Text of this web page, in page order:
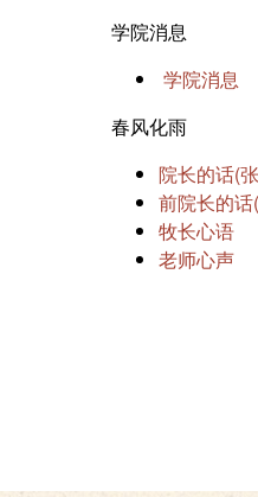
学院消息
学院消息
春风化雨
院长的话(
前院长的
牧长心语
老师心声